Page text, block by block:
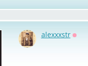
alexxxstr